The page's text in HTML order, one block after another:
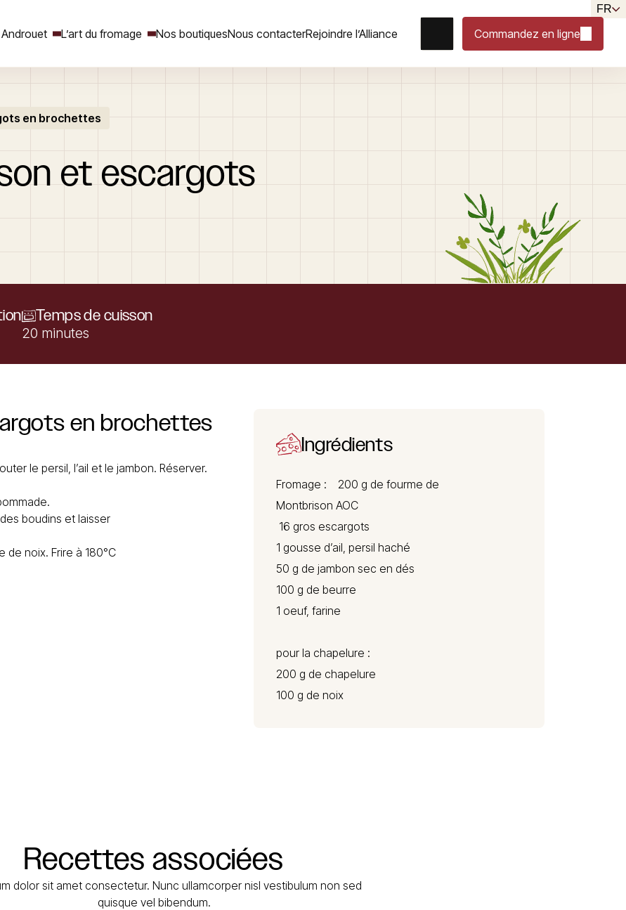
L’art du fromage Nos boutiquesNous contacterRejoindre l’Alliance Commandez en ligne
FR
en brochettes
et escargots
Temps de cuisson
20 minutes
en brochettes
le persil, l’ail et le jambon. Réserver.
boudins et laisser
de noix. Frire à 180°C
Ingrédients
Fromage : 200 g de fourme de
Montbrison AOC
16 gros escargots
1 gousse d’ail, persil haché
50 g de jambon sec en dés
100 g de beurre
1 oeuf, farine
pour la chapelure :
200 g de chapelure
100 g de noix
Recettes associées
dolor sit amet consectetur. Nunc ullamcorper nisl vestibulum non sed
quisque vel bibendum.